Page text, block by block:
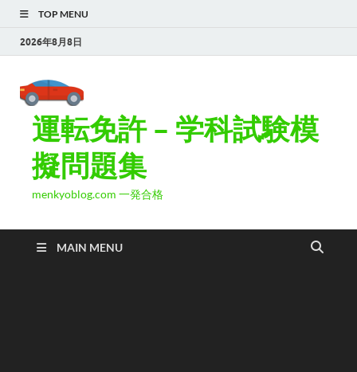
TOP MENU
2026年8月8日
運転免許 – 学科試験模
擬問題集
menkyoblog.com 一発合格
MAIN MENU